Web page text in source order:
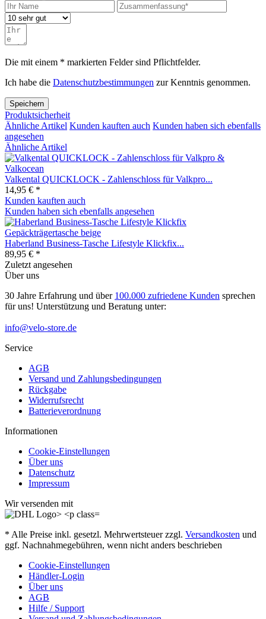
Die mit einem * markierten Felder sind Pflichtfelder.
Ich habe die Datenschutzbestimmungen zur Kenntnis genommen.
Speichern
Produktsicherheit
Ähnliche Artikel Kunden kauften auch Kunden haben sich ebenfalls
angesehen
Ähnliche Artikel
Valkental QUICKLOCK - Zahlenschloss für Valkpro...
14,95 € *
Kunden kauften auch
Kunden haben sich ebenfalls angesehen
Haberland Business-Tasche Lifestyle Klickfix...
89,95 € *
Zuletzt angesehen
Über uns
30 Jahre Erfahrung und über 100.000 zufriedene Kunden sprechen
für uns! Unterstützung und Beratung unter:
info@velo-store.de
Service
AGB
Versand und Zahlungsbedingungen
Rückgabe
Widerrufsrecht
Batterieverordnung
Informationen
Cookie-Einstellungen
Über uns
Datenschutz
Impressum
Wir versenden mit
* Alle Preise inkl. gesetzl. Mehrwertsteuer zzgl. Versandkosten und
ggf. Nachnahmegebühren, wenn nicht anders beschrieben
Cookie-Einstellungen
Händler-Login
Über uns
AGB
Hilfe / Support